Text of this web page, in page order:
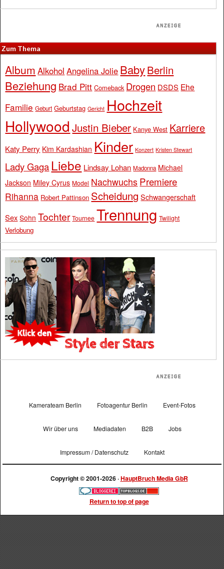
Zum Thema
Album Alkohol Angelina Jolie BabyBerlin
Beziehung Brad Pitt Comeback Drogen DSDS Ehe
Familie Geburt Geburtstag Gericht Hochzeit
Hollywood Justin Bieber Kanye West Karriere
Katy Perry Kim Kardashian Kinder Konzert Kristen Stewart
Lady Gaga Liebe Lindsay Lohan Madonna Michael
Jackson Miley Cyrus Model Nachwuchs Premiere
Rihanna Robert Pattinson Scheidung Schwangerschaft
Sex Sohn Tochter Tournee Trennung Twilight
Verlobung
Kamerateam Berlin Fotoagentur Berlin Event-Fotos
Wir über uns Mediadaten B2B Jobs
Impressum / Datenschutz Kontakt
Copyright © 2001-2026 ·HauptBruch Media GbR
Return to top of page